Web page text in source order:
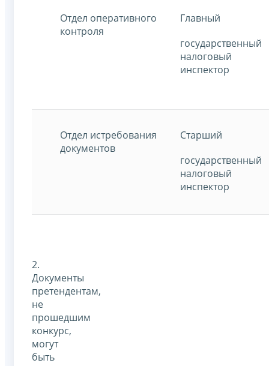
Отдел оперативного
контроля
Главный
государственный
налоговый
инспектор
Отдел истребования
документов
Старший
государственный
налоговый
инспектор
2.
Документы
претендентам,
не
прошедшим
конкурс,
могут
быть